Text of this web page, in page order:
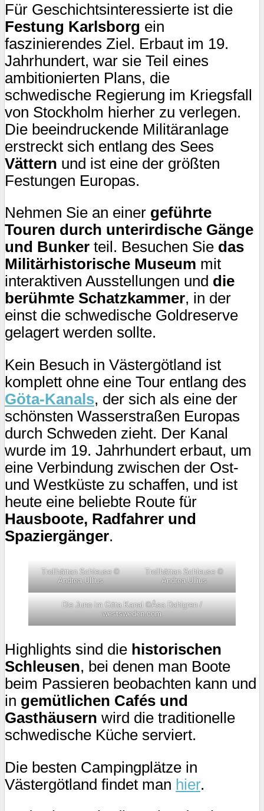
Für Geschichtsinteressierte ist die
Festung Karlsborg ein
faszinierendes Ziel. Erbaut im 19.
Jahrhundert, war sie Teil eines
ambitionierten Plans, die
schwedische Regierung im Kriegsfall
von Stockholm hierher zu verlegen.
Die beeindruckende Militäranlage
erstreckt sich entlang des Sees
Vättern und ist eine der größten
Festungen Europas.
Nehmen Sie an einer geführte
Touren durch unterirdische Gänge
und Bunker teil. Besuchen Sie das
Militärhistorische Museum mit
interaktiven Ausstellungen und die
berühmte Schatzkammer, in der
einst die schwedische Goldreserve
gelagert werden sollte.
Kein Besuch in Västergötland ist
komplett ohne eine Tour entlang des
Göta-Kanals, der sich als eine der
schönsten Wasserstraßen Europas
durch Schweden zieht. Der Kanal
wurde im 19. Jahrhundert erbaut, um
eine Verbindung zwischen der Ost-
und Westküste zu schaffen, und ist
heute eine beliebte Route für
Hausboote, Radfahrer und
Spaziergänger.
Trollhättan Schleuse ©
Andrea Ullius
Trollhättan Schleuse ©
Andrea Ullius
Die Juno im Göta Kanal ©Åsa Dahlgren /
westsweden.com
Highlights sind die historischen
Schleusen, bei denen man Boote
beim Passieren beobachten kann und
in gemütlichen Cafés und
Gasthäusern wird die traditionelle
schwedische Küche serviert.
Die besten Campingplätze in
Västergötland findet man hier.